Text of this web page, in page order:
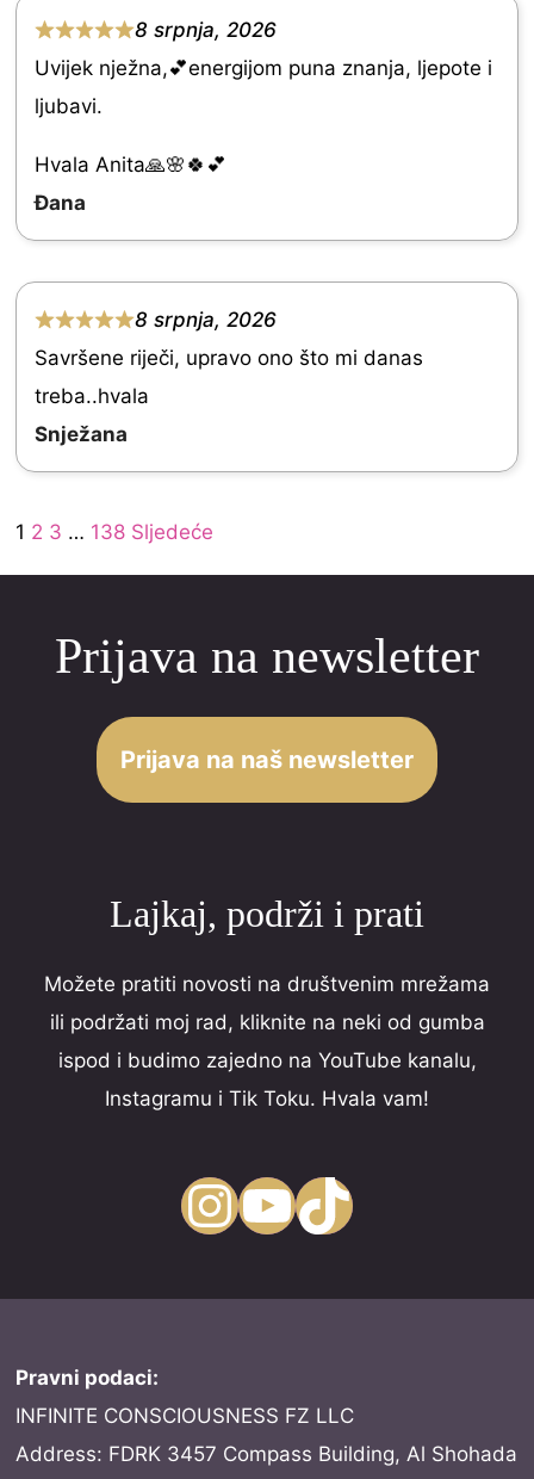
f
5
R
e
d
5
.
0
o
u
t
o
5
8 srpnja, 2026
Uvijek nježna,💕energijom puna znanja, ljepote i
ljubavi.
Hvala Anita🙏🌸🍀💕
Đana
R
5
u
8 srpnja, 2026
Savršene riječi, upravo ono što mi danas
treba..hvala
Snježana
Site
Reviews
Page
1 Page
2 Page
3 … Page
138 Sljedeće
Prijava na newsletter
Prijava na naš newsletter
Lajkaj, podrži i prati
Možete pratiti novosti na društvenim mrežama
ili podržati moj rad, kliknite na neki od gumba
ispod i budimo zajedno na YouTube kanalu,
Instagramu i Tik Toku. Hvala vam!
InstagramYouTube TikTok
Pravni podaci:
INFINITE CONSCIOUSNESS FZ LLC
Address: FDRK 3457 Compass Building, Al Shohada